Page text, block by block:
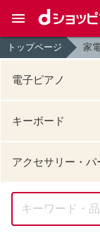
トップページ 家
電子ピアノ
キーボード
アクセサリー・パ